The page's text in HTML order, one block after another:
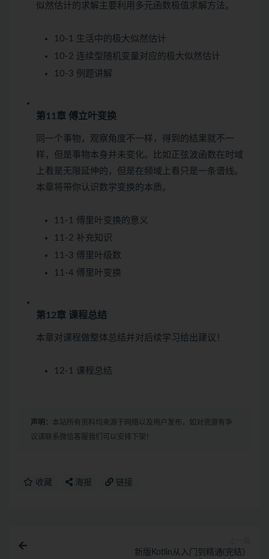
似然估计的求解主要利用多元函数极值求解方法。
10-1 生活中的极大似然估计
10-2 连续型随机变量对应的极大似然估计
10-3 例题讲解
第11章 傅立叶变换
同一个事物，观察角度不一样，得到的结果就不一
样，但是事物本身并未变化。比如正弦波函数在时域
上看是无限延伸的，但是在频域上看只是一条谱线。
本章将带你认识数学变换的本质。
11-1 傅里叶变换的意义
11-2 补充知识
11-3 傅里叶级数
11-4 傅里叶变换
第12章 课程总结
本章对课程做整体总结并对后续学习给出建议！
12-1 课程总结
声明： 本站所有资料均来源于网络以及用户发布，如对资源有争
议请联系微信客服我们可以安排下架！
收藏 海报 链接
新版Kotlin从入门到精通(完结）